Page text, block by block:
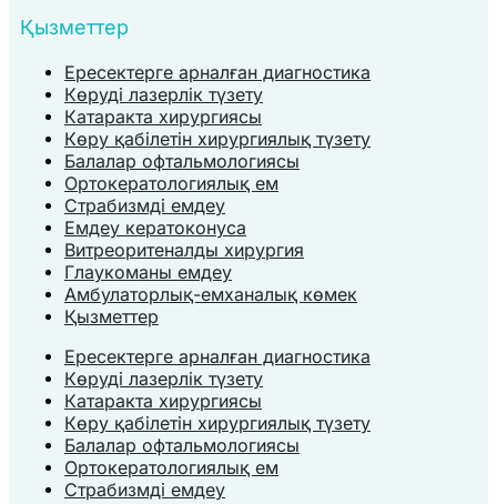
Қызметтер
Ересектерге арналған диагностика
Көруді лазерлік түзету
Катаракта хирургиясы
Көру қабілетін хирургиялық түзету
Балалар офтальмологиясы
Ортокератологиялық ем
Страбизмді емдеу
Емдеу кератоконуса
Витреоритеналды хирургия
Глаукоманы емдеу
Амбулаторлық-емханалық көмек
Қызметтер
Ересектерге арналған диагностика
Көруді лазерлік түзету
Катаракта хирургиясы
Көру қабілетін хирургиялық түзету
Балалар офтальмологиясы
Ортокератологиялық ем
Страбизмді емдеу